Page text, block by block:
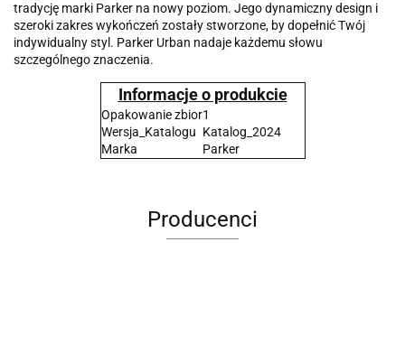
tradycję marki Parker na nowy poziom. Jego dynamiczny design i
szeroki zakres wykończeń zostały stworzone, by dopełnić Twój
indywidualny styl. Parker Urban nadaje każdemu słowu
szczególnego znaczenia.
Informacje o produkcie
Opakowanie zbior1
Wersja_Katalogu Katalog_2024
Marka
Parker
Producenci